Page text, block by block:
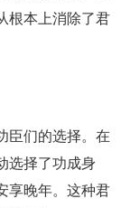
根本上消除了君
臣们的选择。在
选择了功成身
享晚年。这种君